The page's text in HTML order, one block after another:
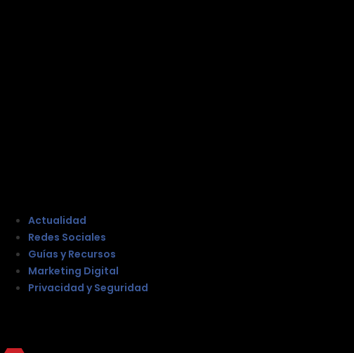
Actualidad
Redes Sociales
Guías y Recursos
Marketing Digital
Privacidad y Seguridad